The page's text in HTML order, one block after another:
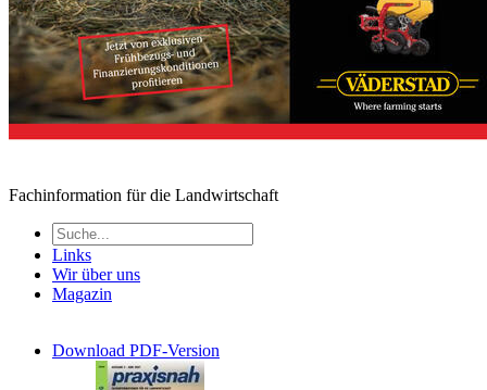
Fachinformation für die Landwirtschaft
Links
Wir über uns
Magazin
Download PDF-Version